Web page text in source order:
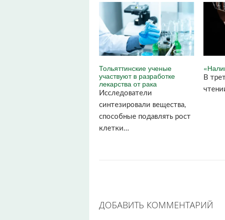
Тольяттинские ученые
участвуют в разработке
лекарства от рака
Исследователи
синтезировали вещества,
способные подавлять рост
клетки…
В
ДОБАВИТЬ КОММЕНТАРИЙ